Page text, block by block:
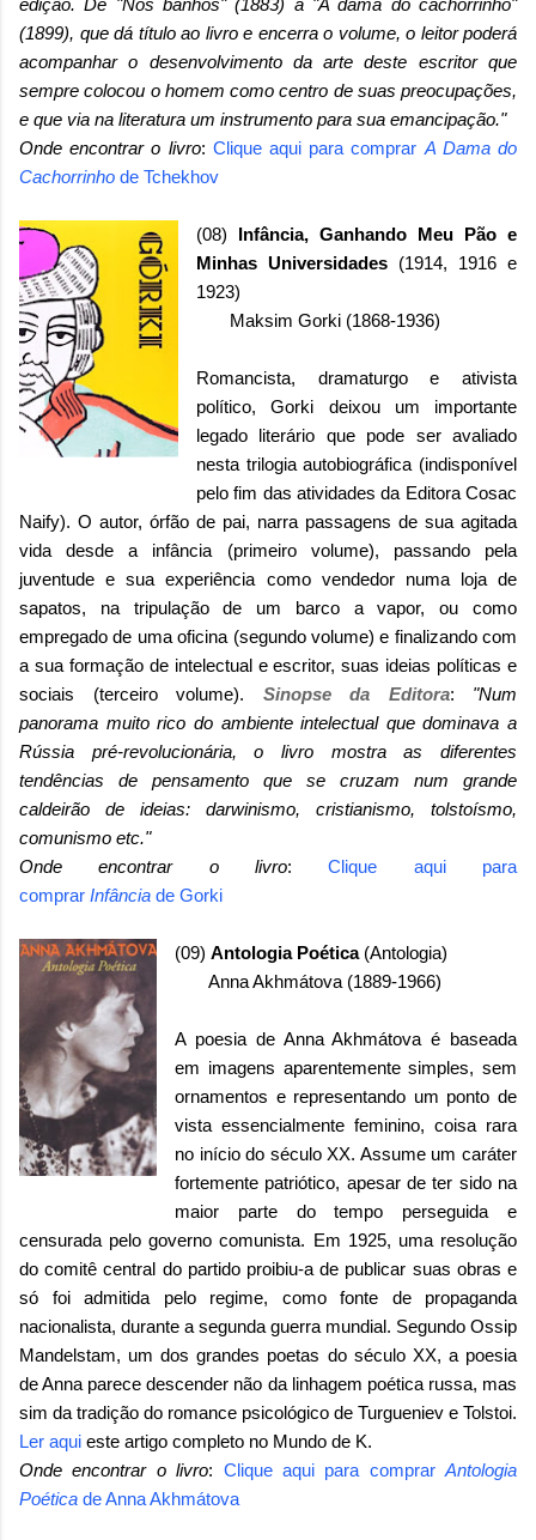
(1899), que dá título ao livro e encerra o volume, o leitor poderá
acompanhar o desenvolvimento da arte deste escritor que
sempre colocou o homem como centro de suas preocupações,
e que via na literatura um instrumento para sua emancipação."
Onde encontrar o livro: Clique aqui para comprar A Dama do
Cachorrinho de Tchekhov
(08) Infância, Ganhando Meu Pão e
Minhas Universidades (1914, 1916 e
1923)
Maksim Gorki (1868-1936)
Romancista, dramaturgo e ativista
político, Gorki deixou um importante
legado literário que pode ser avaliado
nesta trilogia autobiográfica (indisponível
pelo fim das atividades da Editora Cosac
Naify). O autor, órfão de pai, narra passagens de sua agitada
vida desde a infância (primeiro volume), passando pela
juventude e sua experiência como vendedor numa loja de
sapatos, na tripulação de um barco a vapor, ou como
empregado de uma oficina (segundo volume) e finalizando com
a sua formação de intelectual e escritor, suas ideias políticas e
sociais (terceiro volume). Sinopse da Editora: "Num
panorama muito rico do ambiente intelectual que dominava a
Rússia pré-revolucionária, o livro mostra as diferentes
tendências de pensamento que se cruzam num grande
caldeirão de ideias: darwinismo, cristianismo, tolstoísmo,
comunismo etc."
Onde encontrar o livro:Clique aqui para
comprar Infância de Gorki
(09) Antologia Poética(Antologia)
Anna Akhmátova (1889-1966)
A poesia de Anna Akhmátova é baseada
em imagens aparentemente simples, sem
ornamentos e representando um ponto de
vista essencialmente feminino, coisa rara
no início do século XX. Assume um caráter
fortemente patriótico, apesar de ter sido na
maior parte do tempo perseguida e
censurada pelo governo comunista. Em 1925, uma resolução
do comitê central do partido proibiu-a de publicar suas obras e
só foi admitida pelo regime, como fonte de propaganda
nacionalista, durante a segunda guerra mundial. Segundo Ossip
Mandelstam, um dos grandes poetas do século XX, a poesia
de Anna parece descender não da linhagem poética russa, mas
sim da tradição do romance psicológico de Turgueniev e Tolstoi.
Ler aqui este artigo completo no Mundo de K.
Onde encontrar o livro: Clique aqui para comprar Antologia
Poética de Anna Akhmátova